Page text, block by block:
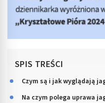
SPIS TREŚCI
Czym są i jak wyglądają
Na czym polega uprawa